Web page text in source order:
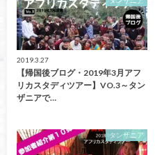
2019.3.27
【帰国後ブログ・2019年3月アフ
リカスタディツアー】VO.3～タン
ザニアで…
タンザニア